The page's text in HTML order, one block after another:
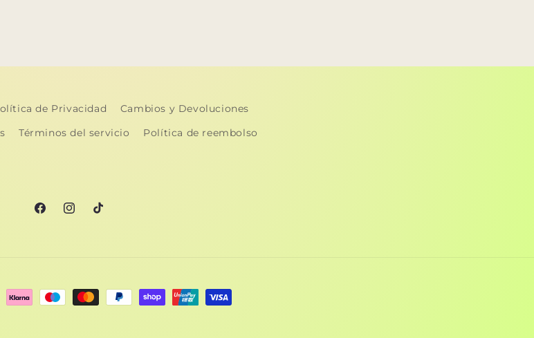
de Privacidad
Cambios y Devoluciones
Términos del servicio Política de reembolso
FacebookInstagram
TikTok